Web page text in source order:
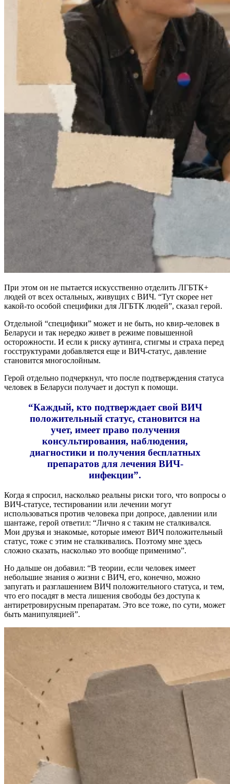
При этом он не пытается искусственно отделить ЛГБТК+
людей от всех остальных, живущих с ВИЧ. “Тут скорее нет
какой-то особой специфики для ЛГБТК людей”, сказал герой.
Отдельной “специфики” может и не быть, но квир-человек в
Беларуси и так нередко живет в режиме повышенной
осторожности. И если к риску аутинга, стигмы и страха перед
госструктурами добавляется еще и ВИЧ-статус, давление
становится многослойным.
Герой отдельно подчеркнул, что после подтверждения статуса
человек в Беларуси получает и доступ к помощи.
“Каждый, кто подтверждает свой ВИЧ
положительный статус, становится на
учет, имеет право получения
консультирования, наблюдения,
диагностики и получения бесплатных
препаратов для лечения ВИЧ-
инфекции”.
Когда я спросил, насколько реальны риски того, что вопросы о
ВИЧ-статусе, тестировании или лечении могут
использоваться против человека при допросе, давлении или
шантаже, герой ответил: “Лично я с таким не сталкивался.
Мои друзья и знакомые, которые имеют ВИЧ положительный
статус, тоже с этим не сталкивались. Поэтому мне здесь
сложно сказать, насколько это вообще применимо”.
Но дальше он добавил: “В теории, если человек имеет
небольшие знания о жизни с ВИЧ, его, конечно, можно
запугать и разглашением ВИЧ положительного статуса, и тем,
что его посадят в места лишения свободы без доступа к
антиретровирусным препаратам. Это все тоже, по сути, может
быть манипуляцией”.